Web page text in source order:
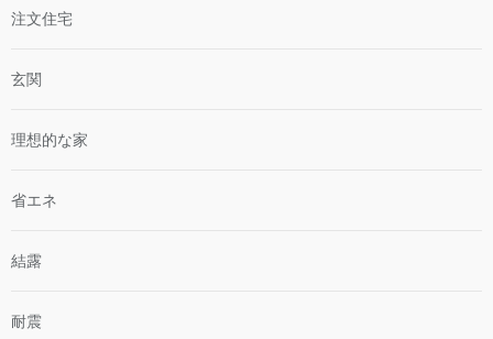
注文住宅
玄関
理想的な家
省エネ
結露
耐震